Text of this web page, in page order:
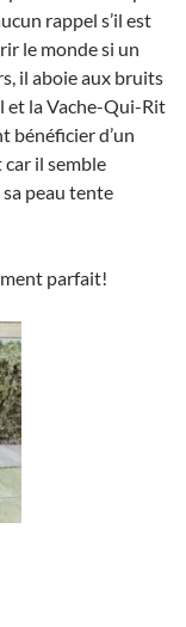
rappel s’il est
le monde si un
il aboie aux bruits
et la Vache-Qui-Rit
bénéficier d’un
il semble
peau tente
parfait!